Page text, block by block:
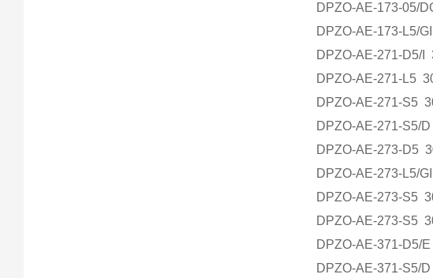
DPZO-AE-173-05/
DPZO-AE-173-L5/
DPZO-AE-271-D5/I
DPZO-AE-271-L5
DPZO-AE-271-S5
DPZO-AE-271-S5/D
DPZO-AE-273-D5
DPZO-AE-273-L5/
DPZO-AE-273-S5
DPZO-AE-273-S5
DPZO-AE-371-D5/E
DPZO-AE-371-S5/D